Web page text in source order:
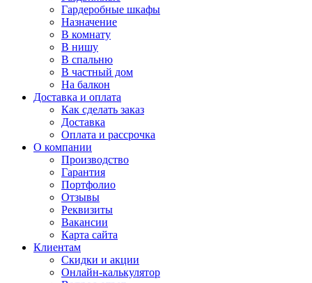
Гардеробные шкафы
Назначение
В комнату
В нишу
В спальню
В частный дом
На балкон
Доставка и оплата
Как сделать заказ
Доставка
Оплата и рассрочка
О компании
Производство
Гарантия
Портфолио
Отзывы
Реквизиты
Вакансии
Карта сайта
Клиентам
Скидки и акции
Онлайн-калькулятор